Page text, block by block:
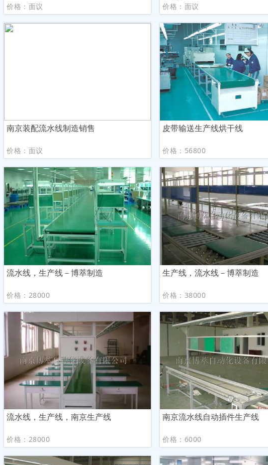
价格：面议 价格：面议
南京装配流水线制造销售
价格：面议
皮带输送生产线烘干线
价格：56800
流水线，生产线－博萃制造
价格：28000
生产线，流水线－博萃制造
价格：38000
流水线，生产线，南京生产线
价格：28000
南京流水线自动插件生产线
价格：6000